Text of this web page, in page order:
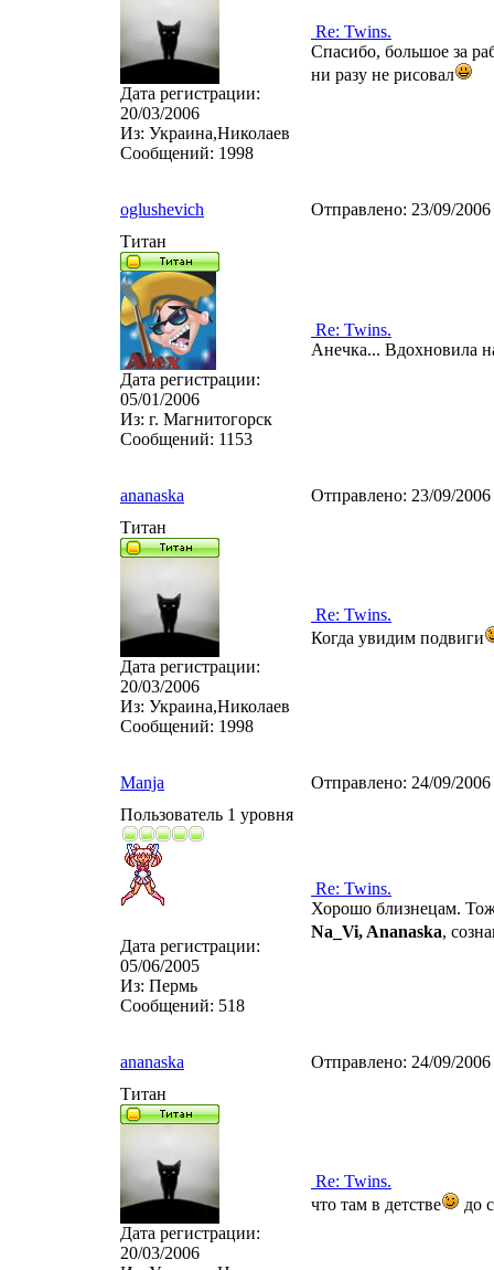
Дата регистрации:
20/03/2006
Из: Украина,Николаев
Сообщений: 1998
Re: Twins.
Спасибо, большое за
ни разу не рисовал
oglushevich Отправлено: 23/09/
Титан
Дата регистрации:
05/01/2006
Из: г. Магнитогорск
Сообщений: 1153
Re: Twins.
Анечка... Вдохновила
ananaska Отправлено: 23/09/
Титан
Дата регистрации:
20/03/2006
Из: Украина,Николаев
Сообщений: 1998
Re: Twins.
Когда увидим подвиги
Manja Отправлено: 24/09/
Пользователь 1 уровня
Дата регистрации:
05/06/2005
Из: Пермь
Сообщений: 518
Re: Twins.
Хорошо близнецам.
Na_Vi, Ananaska,
ananaska Отправлено: 24/09/
Титан
Дата регистрации:
20/03/2006
Re: Twins.
что там в детстве
до